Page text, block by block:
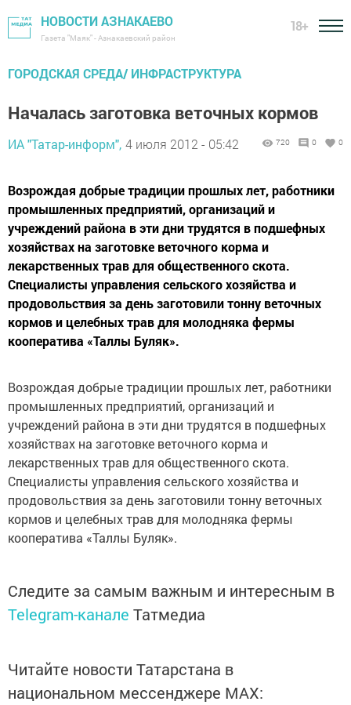
НОВОСТИ АЗНАКАЕВО
Газета "Маяк" - Азнакаевский район
18+
ГОРОДСКАЯ СРЕДА/ ИНФРАСТРУКТУРА
Началась заготовка веточных кормов
ИА "Татар-информ", 4 июля 2012 - 05:42 720 0 0
Возрождая добрые традиции прошлых лет, работники
промышленных предприятий, организаций и
учреждений района в эти дни трудятся в подшефных
хозяйствах на заготовке веточного корма и
лекарственных трав для общественного скота.
Специалисты управления сельского хозяйства и
продовольствия за день заготовили тонну веточных
кормов и целебных трав для молодняка фермы
кооператива «Таллы Буляк».
Возрождая добрые традиции прошлых лет, работники
промышленных предприятий, организаций и
учреждений района в эти дни трудятся в подшефных
хозяйствах на заготовке веточного корма и
лекарственных трав для общественного скота.
Специалисты управления сельского хозяйства и
продовольствия за день заготовили тонну веточных
кормов и целебных трав для молодняка фермы
кооператива «Таллы Буляк».
Следите за самым важным и интересным в
Telegram-канале Татмедиа
Читайте новости Татарстана в
национальном мессенджере MАХ: